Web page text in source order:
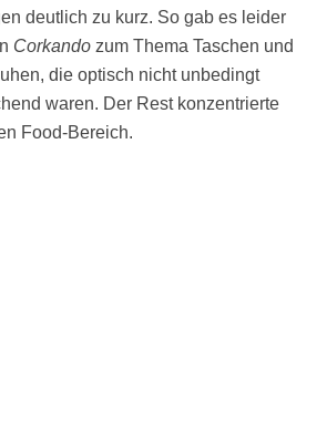
deutlich zu kurz. So gab es leider
Corkandozum Thema Taschen und
die optisch nicht unbedingt
waren. Der Rest konzentrierte
Food-Bereich.